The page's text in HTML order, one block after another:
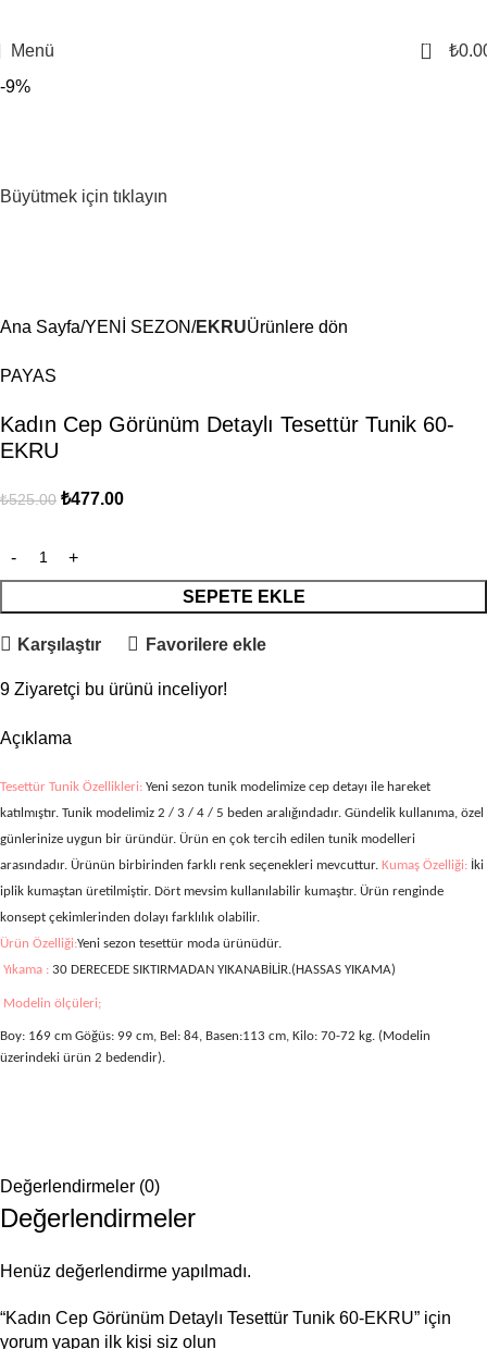
Menü 0 ₺
-9%
Büyütmek için tıklayın
Ana Sayfa YENİ SEZON EKRUÜrünlere dön
PAYAS
Kadın Cep Görünüm Detaylı Tesettür Tunik 60-
EKRU
₺525.00 ₺477.00
SEPETE EKLE
Karşılaştır Favorilere ekle
9 Ziyaretçi bu ürünü inceliyor!
Açıklama
Tesettür Tunik Özellikleri: Yeni sezon tunik modelimize cep detayı ile hareket
katılmıştır. Tunik modelimiz 2 / 3 / 4 / 5 beden aralığındadır. Gündelik kullanıma, özel
günlerinize uygun bir üründür. Ürün en çok tercih edilen tunik modelleri
arasındadır. Ürünün birbirinden farklı renk seçenekleri mevcuttur. Kumaş Özelliği: İki
iplik kumaştan üretilmiştir. Dört mevsim kullanılabilir kumaştır. Ürün renginde
konsept çekimlerinden dolayı farklılık olabilir.
Ürün Özelliği:Yeni sezon tesettür moda ürünüdür.
Yıkama : 30 DERECEDE SIKTIRMADAN YIKANABİLİR.(HASSAS YIKAMA)
Modelin ölçüleri;
Boy: 169 cm Göğüs: 99 cm, Bel: 84, Basen:113 cm, Kilo: 70-72 kg. (Modelin
üzerindeki ürün 2 bedendir).
Değerlendirmeler (0)
Değerlendirmeler
Henüz değerlendirme yapılmadı.
“Kadın Cep Görünüm Detaylı Tesettür Tunik 60-EKRU” için
yorum yapan ilk kişi siz olun